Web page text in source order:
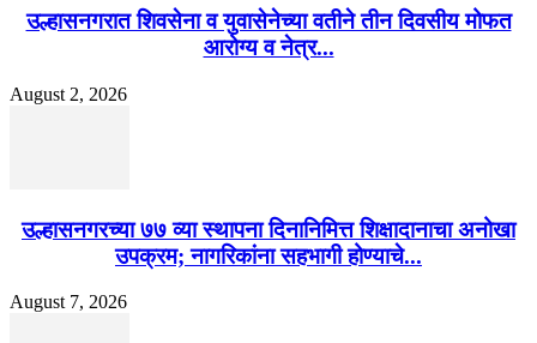
उल्हासनगरात शिवसेना व युवासेनेच्या वतीने तीन दिवसीय मोफत
आरोग्य व नेत्र...
August 2, 2026
उल्हासनगरच्या ७७ व्या स्थापना दिनानिमित्त शिक्षादानाचा अनोखा
उपक्रम; नागरिकांना सहभागी होण्याचे...
August 7, 2026